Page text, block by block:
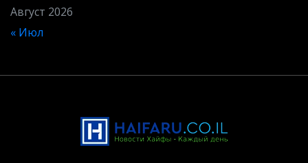
Август 2026
« Июл